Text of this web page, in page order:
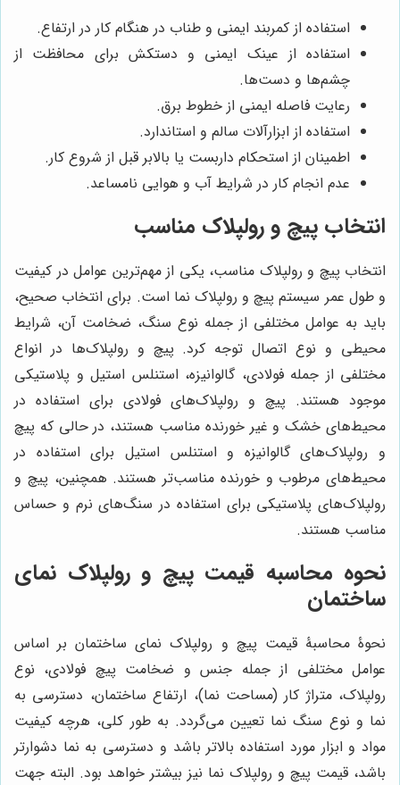
استفاده از کمربند ایمنی و طناب در هنگام کار در ارتفاع.
استفاده از عینک ایمنی و دستکش برای محافظت از
چشم‌ها و دست‌ها.
رعایت فاصله ایمنی از خطوط برق.
استفاده از ابزارآلات سالم و استاندارد.
اطمینان از استحکام داربست یا بالابر قبل از شروع کار.
عدم انجام کار در شرایط آب و هوایی نامساعد.
انتخاب پیچ و رولپلاک مناسب
انتخاب پیچ و رولپلاک مناسب، یکی از مهم‌ترین عوامل در کیفیت
و طول عمر سیستم پیچ و رولپلاک نما است. برای انتخاب صحیح،
باید به عوامل مختلفی از جمله نوع سنگ، ضخامت آن، شرایط
محیطی و نوع اتصال توجه کرد. پیچ و رولپلاک‌ها در انواع
مختلفی از جمله فولادی، گالوانیزه، استنلس استیل و پلاستیکی
موجود هستند. پیچ و رولپلاک‌های فولادی برای استفاده در
محیط‌های خشک و غیر خورنده مناسب هستند، در حالی که پیچ
و رولپلاک‌های گالوانیزه و استنلس استیل برای استفاده در
محیط‌های مرطوب و خورنده مناسب‌تر هستند. همچنین، پیچ و
رولپلاک‌های پلاستیکی برای استفاده در سنگ‌های نرم و حساس
مناسب هستند.
نحوه محاسبه قیمت پیچ و رولپلاک نمای
ساختمان
نحوۀ محاسبۀ قیمت پیچ و رولپلاک نمای ساختمان بر اساس
عوامل مختلفی از جمله جنس و ضخامت پیچ فولادی، نوع
رولپلاک، متراژ کار (مساحت نما)، ارتفاع ساختمان، دسترسی به
نما و نوع سنگ نما تعیین می‌گردد. به طور کلی، هرچه کیفیت
مواد و ابزار مورد استفاده بالاتر باشد و دسترسی به نما دشوارتر
باشد، قیمت پیچ و رولپلاک نما نیز بیشتر خواهد بود. البته جهت